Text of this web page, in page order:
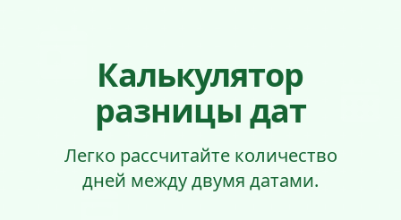
Калькулятор
разницы дат
Легко рассчитайте количество
дней между двумя датами.